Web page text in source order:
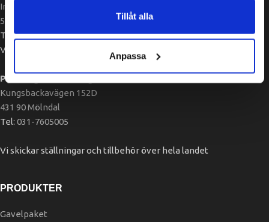
Tillåt alla
Anpassa
Industrivägen 34
523 90 Ulricehamn
Tel Vxl:010-175 50 53
Vardagar 06.45 – 17.00
Plocklager Göteborg:
Kungsbackavägen 152D
431 90 Mölndal
Tel: 031-7605005
Vi skickar ställningar och tillbehör över hela landet
PRODUKTER
Gavelpaket